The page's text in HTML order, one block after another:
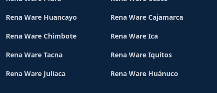
Rena Ware Huancayo Rena Ware Cajamarca
Rena Ware Chimbote Rena Ware Ica
Rena Ware Tacna Rena Ware Iquitos
Rena Ware Juliaca Rena Ware Huánuco